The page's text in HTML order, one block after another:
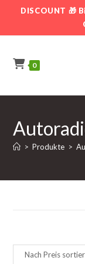
springen
DISCOUNT 🎁
0
> Produkte >